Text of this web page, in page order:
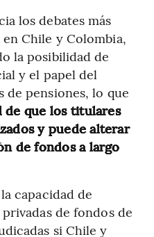
los debates más
Chile y Colombia,
la posibilidad de
y el papel del
de pensiones, lo que
de que los titulares
y puede alterar
de fondos a largo
capacidad de
de fondos de
si Chile y